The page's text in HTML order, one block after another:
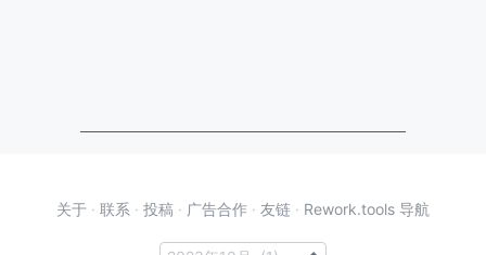
关于 · 联系 · 投稿 · 广告合作 · 友链 · Rework.tools 导航